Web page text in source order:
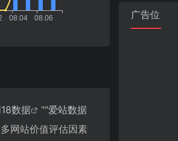
数据 ""爱站数据
网站价值评估因素
广告位